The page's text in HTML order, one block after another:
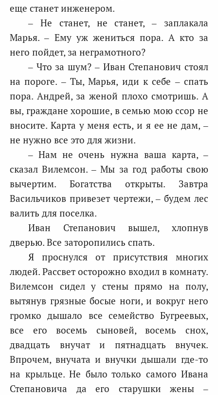
еще станет инженером.
– Не станет, не станет, – заплакала
Марья. – Ему уж жениться пора. А кто за
него пойдет, за неграмотного?
– Что за шум? – Иван Степанович стоял
на пороге. – Ты, Марья, иди к себе – спать
пора. Андрей, за женой плохо смотришь. А
вы, граждане хорошие, в семью мою ссор не
вносите. Карта у меня есть, и я ее не дам, –
не нужно все это для жизни.
– Нам не очень нужна ваша карта, –
сказал Вилемсон. – Мы за год работы свою
вычертим. Богатства открыты. Завтра
Васильчиков привезет чертежи, – будем лес
валить для поселка.
Иван Степанович вышел, хлопнув
дверью. Все заторопились спать.
Я проснулся от присутствия многих
людей. Рассвет осторожно входил в комнату.
Вилемсон сидел у стены прямо на полу,
вытянув грязные босые ноги, и вокруг него
громко дышало все семейство Бугреевых,
все его восемь сыновей, восемь снох,
двадцать внучат и пятнадцать внучек.
Впрочем, внучата и внучки дышали где-то
на крыльце. Не было только самого Ивана
Степановича да его старушки жены –